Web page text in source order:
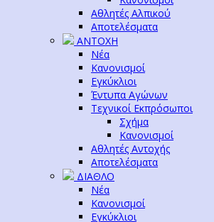
Αθλητές Αλπικού
Αποτελέσματα
ΑΝΤΟΧΗ
Νέα
Κανονισμοί
Εγκύκλιοι
Έντυπα Αγώνων
Τεχνικοί Εκπρόσωποι
Σχήμα
Κανονισμοί
Αθλητές Αντοχής
Αποτελέσματα
ΔΙΑΘΛΟ
Νέα
Κανονισμοί
Εγκύκλιοι